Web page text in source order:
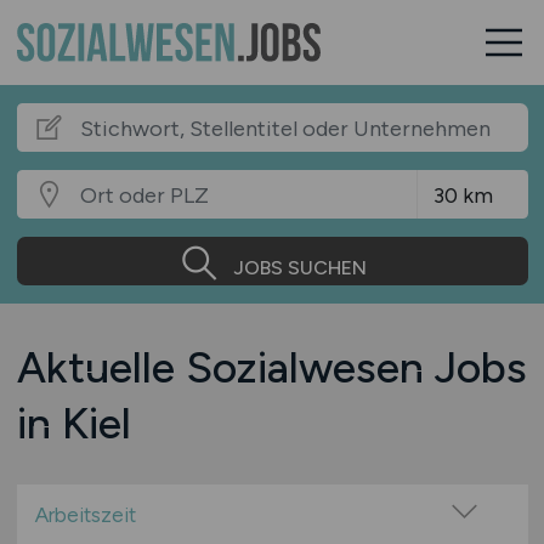
JOBS SUCHEN
Aktuelle Sozialwesen Jobs
in Kiel
Arbeitszeit